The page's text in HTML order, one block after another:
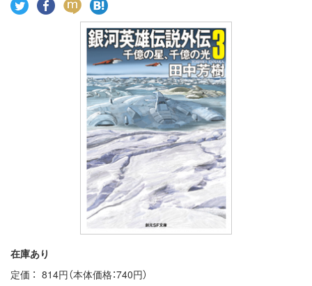
在庫あり
定価
814円（本体価格：740円）